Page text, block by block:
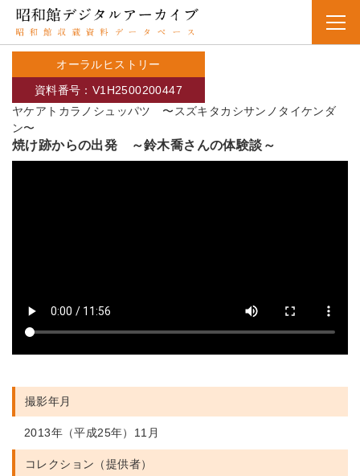
オーラルヒストリー
ヤケアトカラノシュッパツ 〜スズキタカシサンノタイケンダ
ン〜
資料番号：V1H2500200447
焼け跡からの出発 ～鈴木喬さんの体験談～
撮影年月
2013年（平成25年）11月
コレクション（提供者）